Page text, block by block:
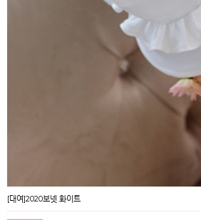
[대여]2020보넷 화이트